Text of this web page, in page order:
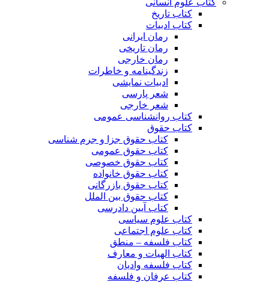
کتاب تاریخ
کتاب ادبیات
رمان ایرانی
رمان تاریخی
رمان خارجی
زندگینامه و خاطرات
ادبیات نمایشی
شعر پارسی
شعر خارجی
کتاب روانشناسی عمومی
کتاب حقوق
کتاب حقوق جزا و جرم شناسی
کتاب حقوق عمومی
کتاب حقوق خصوصی
کتاب حقوق خانواده
کتاب حقوق بازرگانی
کتاب حقوق بین الملل
کتاب آیین دادرسی
کتاب علوم سیاسی
کتاب علوم اجتماعی
کتاب فلسفه – منطق
کتاب الهیات و معارف
کتاب فلسفه وادیان
کتاب عرفان و فلسفه